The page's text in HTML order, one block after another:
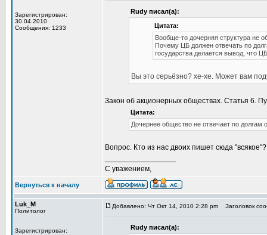
Зарегистрирован:
30.04.2010
Сообщения: 1233
Rudy писал(а):
Цитата:
Вообще-то дочерняя структура не
Почему ЦБ должен отвечать по
государства делается вывод, что
Вы это серьёзно? хе-хе. Может вам
Закон об акционерных обществах. Статья 6.
Цитата:
Дочернее общество не отвечает по долгам
Вопрос. Кто из нас двоих пишет сюда "всякое"?
С уважением,
Вернуться к началу
Luk_M
Политолог
Зарегистрирован:
Добавлено: Чт Окт 14, 2010 2:28 pm Заголовок
Rudy писал(а):